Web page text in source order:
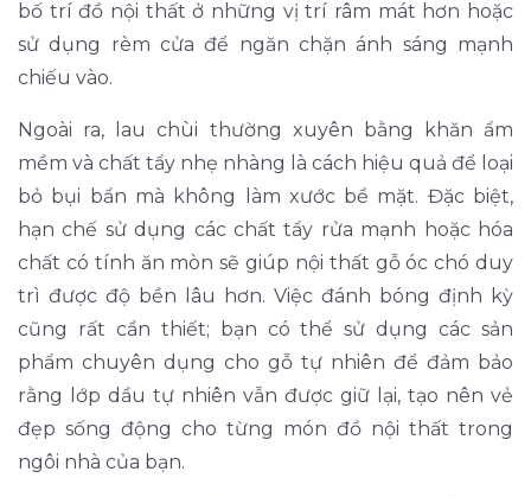
bố trí đồ nội thất ở những vị trí râm mát hơn hoặc
sử dụng rèm cửa để ngăn chặn ánh sáng mạnh
chiếu vào.
Ngoài ra, lau chùi thường xuyên bằng khăn ẩm
mềm và chất tẩy nhẹ nhàng là cách hiệu quả để loại
bỏ bụi bẩn mà không làm xước bề mặt. Đặc biệt,
hạn chế sử dụng các chất tẩy rửa mạnh hoặc hóa
chất có tính ăn mòn sẽ giúp nội thất gỗ óc chó duy
trì được độ bền lâu hơn. Việc đánh bóng định kỳ
cũng rất cần thiết; bạn có thể sử dụng các sản
phẩm chuyên dụng cho gỗ tự nhiên để đảm bảo
rằng lớp dầu tự nhiên vẫn được giữ lại, tạo nên vẻ
đẹp sống động cho từng món đồ nội thất trong
ngôi nhà của bạn.